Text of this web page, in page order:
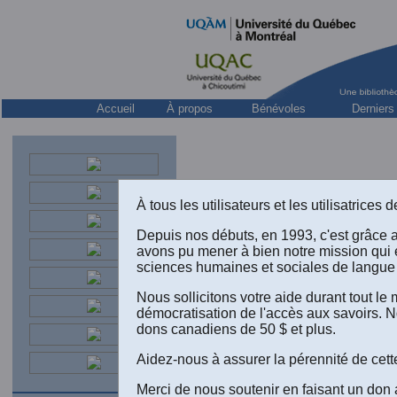
Accueil À propos Bénévoles
Collection: “Connaissance des
À tous les utilisateurs et les utilisatrices
Depuis nos débuts, en 1993, c'est
avons pu mener à bien notre mission
sciences humaines et sociales de
Nous sollicitons votre aide durant tout le
démocratisation de l'accès aux savoirs.
dons canadiens de 50 $ et plus.
Aidez-nous à assurer la pérennité de
Merci de nous soutenir en faisant un don